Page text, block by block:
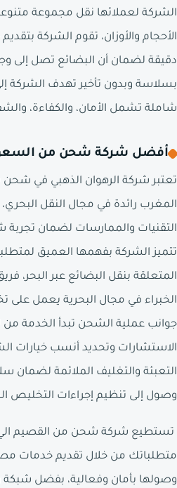
الشركة لعملائها نقل مجموعة
الأحجام والأوزان، تقوم الشركة
دقيقة لضمان أن البضائع تصل إلى
بسلاسة وبدون تأخير تهدف الشركة
شاملة تشمل الأمان، والكفاءة،
أفضل شركة شحن من
تعتبر شركة الرهوان الذهبي في
المغرب رائدة في مجال النقل
التقنيات والممارسات لضمان
تتميز الشركة بفهمها العميق
المتعلقة بنقل البضائع عبر البحر،
الخبراء في مجال البحرية يعمل
جوانب عملية الشحن تبدأ الخدمة
الاستشارات وتحديد أنسب خيارات
التعبئة والتغليف الملائمة لضمان
وصول إلى تنظيم إجراءات التخليص
تستطيع شركة شحن من القصيم الي
متطلباتك من خلال تقديم خدمات
وصولها بأمان وفعالية، بفضل